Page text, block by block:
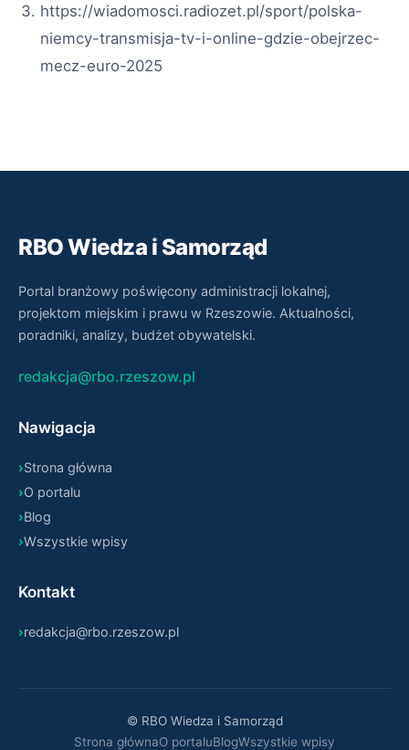
https://wiadomosci.radiozet.pl/sport/polska-
niemcy-transmisja-tv-i-online-gdzie-obejrzec-
mecz-euro-2025
RBO Wiedza i Samorząd
Portal branżowy poświęcony administracji lokalnej,
projektom miejskim i prawu w Rzeszowie. Aktualności,
poradniki, analizy, budżet obywatelski.
redakcja@rbo.rzeszow.pl
Nawigacja
Strona główna
O portalu
Blog
Wszystkie wpisy
Kontakt
redakcja@rbo.rzeszow.pl
© RBO Wiedza i Samorząd
Strona głównaO portaluBlogWszystkie wpisy